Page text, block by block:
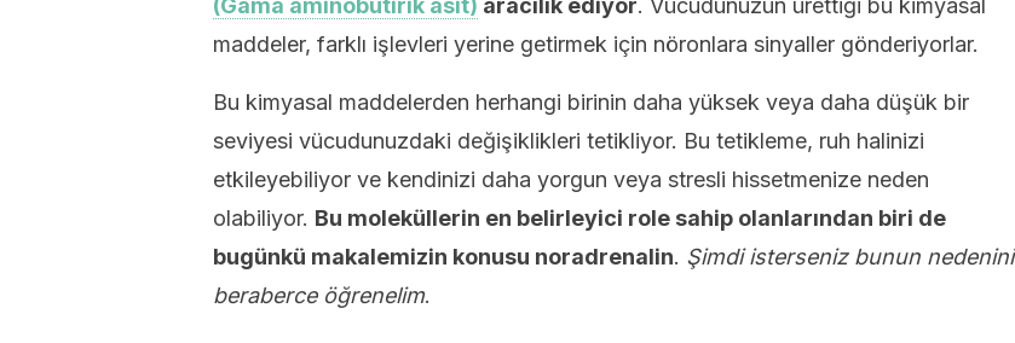
(Gama aminobütirik asit) aracılık ediyor. Vücudunuzun ürettiği bu kimyasal
maddeler, farklı işlevleri yerine getirmek için nöronlara sinyaller gönderiyorlar.
Bu kimyasal maddelerden herhangi birinin daha yüksek veya daha düşük bir
seviyesi vücudunuzdaki değişiklikleri tetikliyor. Bu tetikleme, ruh halinizi
etkileyebiliyor ve kendinizi daha yorgun veya stresli hissetmenize neden
olabiliyor. Bu moleküllerin en belirleyici role sahip olanlarından biri de
bugünkü makalemizin konusu noradrenalin. Şimdi isterseniz bunun nedenini
beraberce öğrenelim.